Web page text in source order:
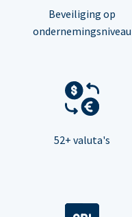
Beveiliging op
ondernemingsniveau
52+ valuta's